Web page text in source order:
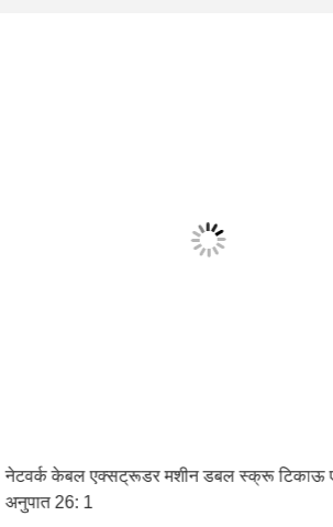
नेटवर्क केबल एक्सट्रूडर मशीन डबल स्क्रू टिकाऊ
अनुपात 26: 1